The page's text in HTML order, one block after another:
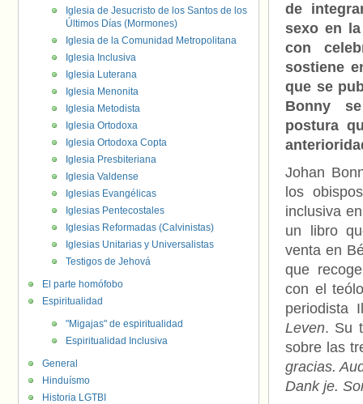
de
sexo en
con
sostiene
que se
Bonny
postura
Johan
los
inclusiva
un libro
venta en
que
con el
periodista
Leven. Su
sobre las
gracias.
Dank je.
Iglesia de Jesucristo de los Santos de los
Últimos Días (Mormones)
Iglesia de la Comunidad Metropolitana
Iglesia Inclusiva
Iglesia Luterana
Iglesia Menonita
Iglesia Metodista
Iglesia Ortodoxa
Iglesia Ortodoxa Copta
Iglesia Presbiteriana
Iglesia Valdense
Iglesias Evangélicas
Iglesias Pentecostales
Iglesias Reformadas (Calvinistas)
Iglesias Unitarias y Universalistas
Testigos de Jehová
El parte homófobo
Espiritualidad
"Migajas" de espiritualidad
Espiritualidad Inclusiva
General
Hinduísmo
Historia LGTBI